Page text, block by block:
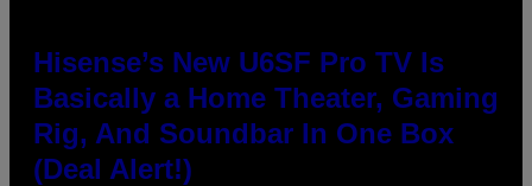
Hisense’s New U6SF Pro TV Is
Basically a Home Theater, Gaming
Rig, And Soundbar In One Box
(Deal Alert!)